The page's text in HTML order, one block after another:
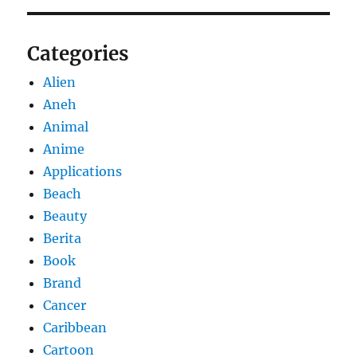
Categories
Alien
Aneh
Animal
Anime
Applications
Beach
Beauty
Berita
Book
Brand
Cancer
Caribbean
Cartoon